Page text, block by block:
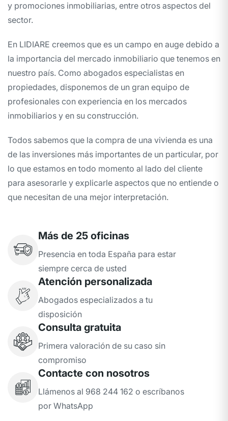
y promociones inmobiliarias, entre otros aspectos del
sector.
En LIDIARE creemos que es un campo en auge debido a
la importancia del mercado inmobiliario que tenemos en
nuestro país. Como abogados especialistas en
propiedades, disponemos de un gran equipo de
profesionales con experiencia en los mercados
inmobiliarios y en su construcción.
Todos sabemos que la compra de una vivienda es una
de las inversiones más importantes de un particular, por
lo que estamos en todo momento al lado del cliente
para asesorarle y explicarle aspectos que no entiende o
que necesitan de una mejor interpretación.
Más de 25 oficinas
Presencia en toda España para estar
siempre cerca de usted
Atención personalizada
Abogados especializados a tu
disposición
Consulta gratuita
Primera valoración de su caso sin
compromiso
Contacte con nosotros
Llámenos al 968 244 162 o escríbanos
por WhatsApp